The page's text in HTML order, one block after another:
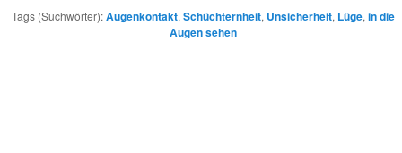
Tags (Suchwörter):Augenkontakt,Schüchternheit, Unsicherheit, Lüge,in die
Augen sehen